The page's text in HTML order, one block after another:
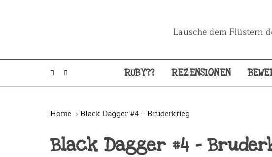
Lausche dem Flüstern
RUBY?? REZENSIONEN
Home Black Dagger #4 – Bruderkrieg
Black Dagger #4 –